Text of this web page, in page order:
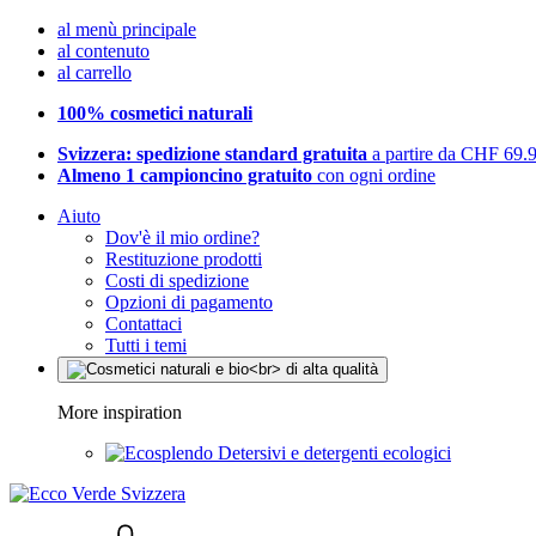
al menù principale
al contenuto
al carrello
100% cosmetici naturali
Svizzera: spedizione standard gratuita a partire da CHF
Almeno 1 campioncino gratuito con ogni ordine
Aiuto
Dov'è il mio ordine?
Restituzione prodotti
Costi di spedizione
Opzioni di pagamento
Contattaci
Tutti i temi
More inspiration
Detersivi e detergenti ecologici